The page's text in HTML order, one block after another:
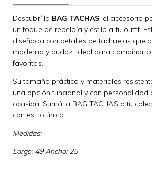
Descubrí la BAG TACHAS, el accesorio
un toque de rebeldía y estilo a tu outfit.
diseñada con detalles de tachuelas que
moderno y audaz, ideal para combinar
favoritas.
Su tamaño práctico y materiales
una opción funcional y con personalidad
ocasión. Sumá la BAG TACHAS a tu
con estilo único.
Medidas:
Largo: 49 Ancho: 25